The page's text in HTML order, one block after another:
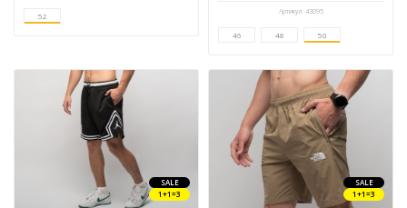
РАЗМЕР ОДЕЖДЫ
48 50
52 Артикул: 43095
46 48 50
SALE
1+1=3
SALE
1+1=3